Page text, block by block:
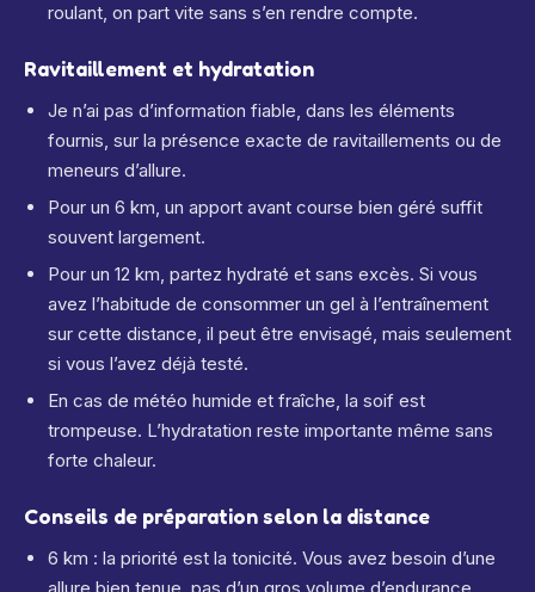
roulant, on part vite sans s’en rendre compte.
Ravitaillement et hydratation
Je n’ai pas d’information fiable, dans les éléments
fournis, sur la présence exacte de ravitaillements ou de
meneurs d’allure.
Pour un 6 km, un apport avant course bien géré suffit
souvent largement.
Pour un 12 km, partez hydraté et sans excès. Si vous
avez l’habitude de consommer un gel à l’entraînement
sur cette distance, il peut être envisagé, mais seulement
si vous l’avez déjà testé.
En cas de météo humide et fraîche, la soif est
trompeuse. L’hydratation reste importante même sans
forte chaleur.
Conseils de préparation selon la distance
6 km : la priorité est la tonicité. Vous avez besoin d’une